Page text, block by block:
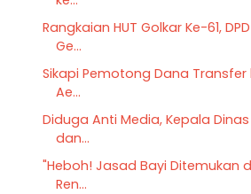
Rangkaian HUT Golkar Ke-61,
Ge...
Sikapi Pemotong Dana Transfer
Ae...
Diduga Anti Media, Kepala
dan...
"Heboh! Jasad Bayi Ditemukan
Ren...